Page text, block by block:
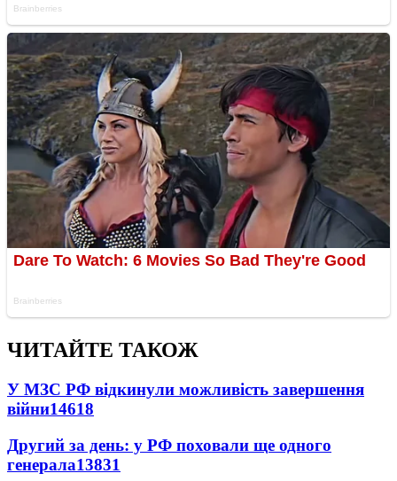
ЧИТАЙТЕ ТАКОЖ
У МЗС РФ відкинули можливість завершення
війни14618
Другий за день: у РФ поховали ще одного
генерала13831